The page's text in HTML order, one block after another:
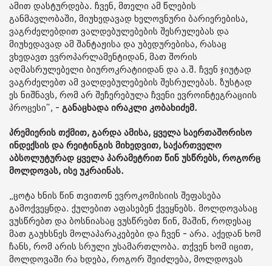
ამით დასტურდება. ჩვენ, მთელი ამ წლების
განმავლობაში, მიუხედავად ხელოვნური ბარიერებისა,
ვაგრძელებდით ვალდებულებების შესრულებას და
მიუხედავად ამ შანტაჟისა და უბედურებისა, რასაც
ვხედავთ ევროპარლამენტიდან, მათ შორის
აღმასრულებელი ბიუროკრატიიდან და ა.შ. ჩვენ ჯიუტად
ვაგრძელებთ ამ ვალდებულებების შესრულებას. ზუსტად
ეს ნიშნავს, რომ არ შეჩერებულა ჩვენი ევროინტეგრაციის
პროცესი“, - განაცხადა ირაკლი კობახიძემ.
პრემიერის თქმით, გარდა ამისა, ყველა საერთაშორისო
ინდექსის და რეიტინგის მიხედვით, საქართველო
აბსოლუტურად ყველა პარამეტრით წინ უსწრებს, როგორც
მოლდოვას, ისე უკრაინას.
„ცოტა ხნის წინ თვითონ ევროკომისიის შეფასება
გამოქვეყნდა. ქულებით აფასებენ ქვეყნებს. მოლდოვასაც
ვუსწრებთ და ბოსნიასაც ვუსწრებთ წინ, მაშინ, როდესაც
მათ გაუხსნეს მოლაპარაკებები და ჩვენ - არა. აქედან ხომ
ჩანს, რომ არის სრული უსამართლობა. თქვენ ხომ იცით,
მოლდოვაში რა ხდება, როგორ შეიძლება, მოლდოვას